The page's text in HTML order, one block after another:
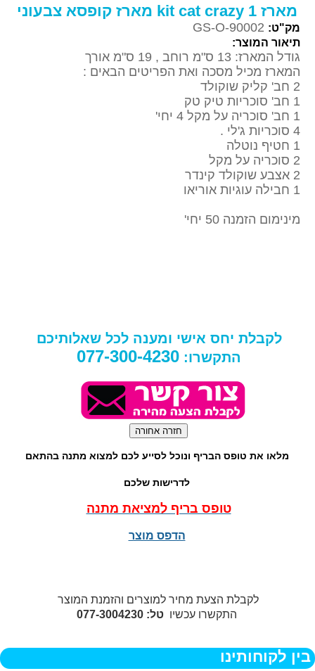
מארז 1 kit cat crazy מארז קופסא צבעוני
מק"ט: GS-O-90002
תיאור המוצר:
גודל המארז: 13 ס"מ רוחב , 19 ס"מ אורך
המארז מכיל מסכה ואת הפריטים הבאים :
2 חב' קליק שוקולד
1 חב' סוכריות טיק טק
1 חב' סוכריה על מקל 4 יחי'
4 סוכריות ג'לי .
1 חטיף נוטלה
2 סוכריה על מקל
2 אצבע שוקולד קינדר
1 חבילה עוגיות אוריאו
מינימום הזמנה 50 יחי'
לקבלת יחס אישי ומענה לכל שאלותיכם
התקשרו: 077-300-4230
מלאו את טופס הבריף ונוכל לסייע לכם למצוא מתנה בהתאם
לדרישות שלכם
טופס בריף למציאת מתנה
הדפס מוצר
לקבלת הצעת מחיר למוצרים והזמנת המוצר
התקשרו עכשיו טל: 077-3004230
בין לקוחותינו